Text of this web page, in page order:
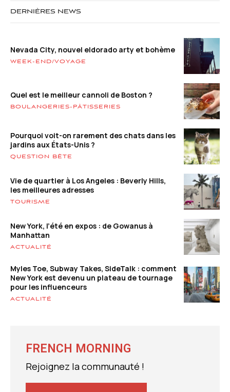
DERNIÈRES NEWS
Nevada City, nouvel eldorado arty et bohème
WEEK-END/VOYAGE
Quel est le meilleur cannoli de Boston ?
BOULANGERIES-PÂTISSERIES
Pourquoi voit-on rarement des chats dans les
jardins aux États-Unis ?
QUESTION BÊTE
Vie de quartier à Los Angeles : Beverly Hills,
les meilleures adresses
TOURISME
New York, l’été en expos : de Gowanus à
Manhattan
ACTUALITÉ
Myles Toe, Subway Takes, SideTalk : comment
New York est devenu un plateau de tournage
pour les influenceurs
ACTUALITÉ
FRENCH MORNING
Rejoignez la communauté !